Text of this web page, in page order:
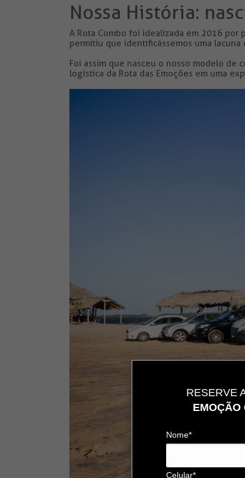
RESERVE
EMOÇÃO
Nome*
Celular*
Nossa História:
A Rota Combo foi idealizada em 2016 por
permitiu que identificássemos uma lacuna
Foi assim que nasceu o nosso modelo de
logística da Rota das Emoções em uma